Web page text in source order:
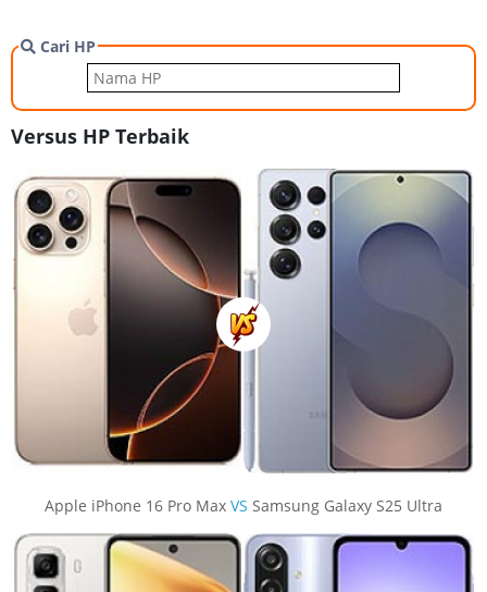
Cari HP
Versus HP Terbaik
Apple iPhone 16 Pro Max VS Samsung Galaxy S25 Ultra